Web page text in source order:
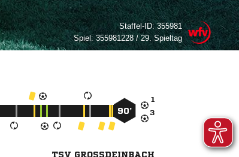
Staffel-ID:355981
Spiel:355981228 / 29. Spieltag


90’
TSV GROSSDEINBACH